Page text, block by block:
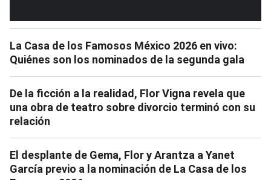
La Casa de los Famosos México 2026 en vivo:
Quiénes son los nominados de la segunda gala
De la ficción a la realidad, Flor Vigna revela que
una obra de teatro sobre divorcio terminó con su
relación
El desplante de Gema, Flor y Arantza a Yanet
García previo a la nominación de La Casa de los